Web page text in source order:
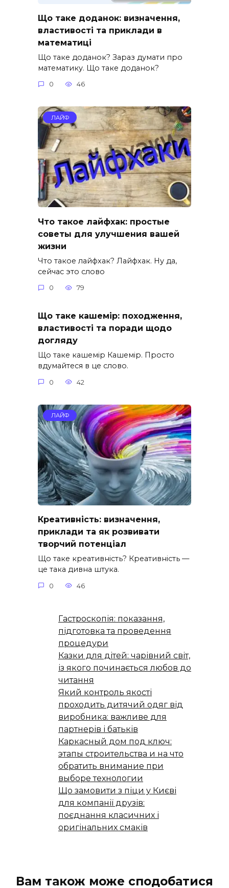
Що таке доданок: визначення,
властивості та приклади в
математиці
Що таке доданок? Зараз думати про
математику. Що таке доданок?
0 46
ЛАЙФ
Что такое лайфхак: простые
советы для улучшения вашей
жизни
Что такое лайфхак? Лайфхак. Ну да,
сейчас это слово
0 79
Що таке кашемір: походження,
властивості та поради щодо
догляду
Що таке кашемір Кашемір. Просто
вдумайтеся в це слово.
0 42
ЛАЙФ
Креативність: визначення,
приклади та як розвивати
творчий потенціал
Що таке креативність? Креативність —
це така дивна штука.
0 46
Гастроскопія: показання,
підготовка та проведення
процедури
Казки для дітей: чарівний світ,
із якого починається любов до
читання
Який контроль якості
проходить дитячий одяг від
виробника: важливе для
партнерів і батьків
Каркасный дом под ключ:
этапы строительства и на что
обратить внимание при
выборе технологии
Що замовити з піци у Києві
для компанії друзів:
поєднання класичних і
оригінальних смаків
Вам також може сподобатися